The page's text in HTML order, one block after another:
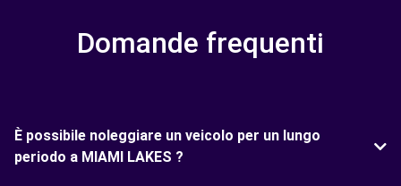
Domande frequenti
È possibile noleggiare un veicolo per un lungo
periodo a MIAMI LAKES ?